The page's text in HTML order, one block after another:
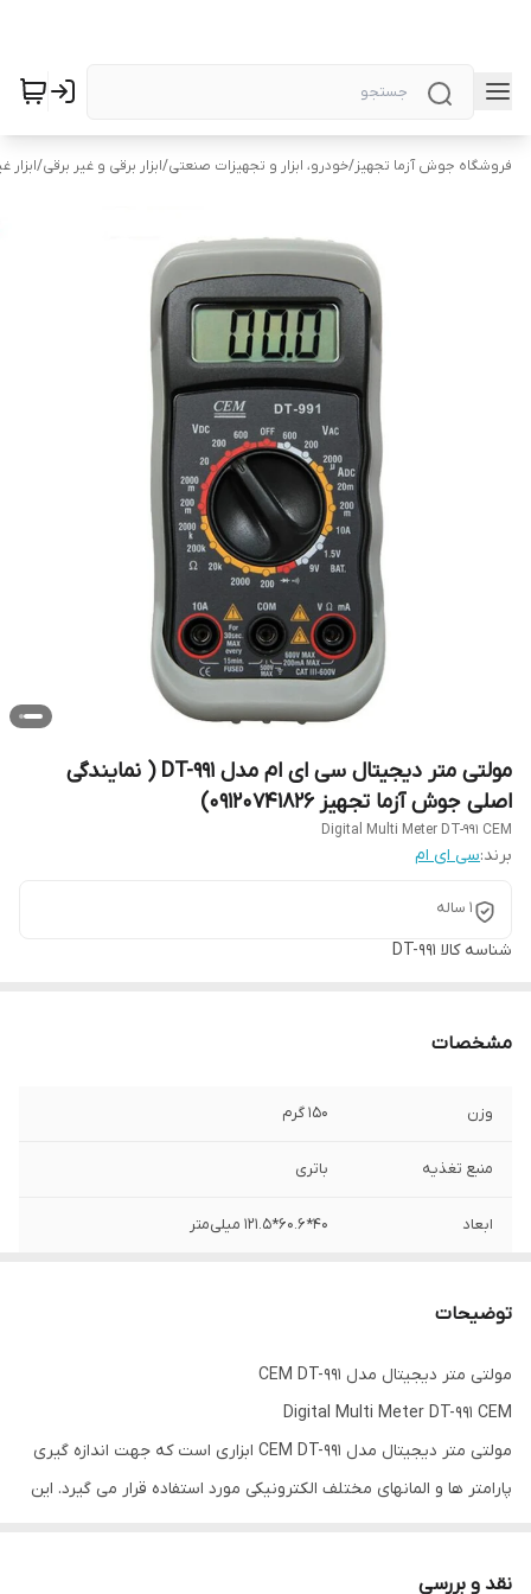
فروشگاه جوش آزما تجهیز/خودرو، ابزار و تجهیزات صنعتی/ابزار برقی و غیر برقی/ابزار
مولتی متر دیجیتال سی ای ام مدل DT-991 ( نمایندگی
اصلی جوش آزما تجهیز 09120741826)
Digital Multi Meter DT-991 CEM
برند:سی ای ام
1 ساله
شناسه کالا DT-991
مشخصات
وزن 150 گرم
منبع تغذیه باتری
ابعاد 40*60.6*121.5 میلی‌متر
توضیحات
مولتی متر دیجیتال مدل CEM DT-991
Digital Multi Meter DT-991 CEM
مولتی متر دیجیتال مدل CEM DT-991 ابزاری است که جهت اندازه گیری
پارامتر ها و المانهای مختلف الکترونیکی مورد استفاده قرار می گیرد. این
نقد و بررسی